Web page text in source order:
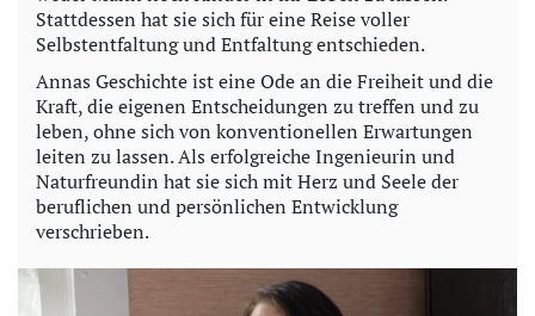
i
d
e
o
Stattdessen hat sie sich für eine Reise voller
Selbstentfaltung und Entfaltung entschieden.
Annas Geschichte ist eine Ode an die Freiheit und die
Kraft, die eigenen Entscheidungen zu treffen und zu
leben, ohne sich von konventionellen Erwartungen
leiten zu lassen. Als erfolgreiche Ingenieurin und
Naturfreundin hat sie sich mit Herz und Seele der
beruflichen und persönlichen Entwicklung
verschrieben.